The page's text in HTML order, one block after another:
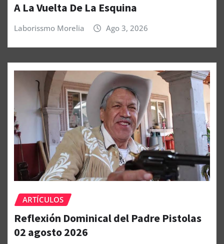
A La Vuelta De La Esquina
Laborissmo Morelia Ago 3, 2026
ARTÍCULOS
Reflexión Dominical del Padre Pistolas
02 agosto 2026